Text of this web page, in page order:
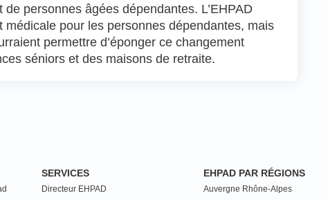
personnes âgées dépendantes. L’EHPAD
médicale pour les personnes dépendantes, mais
permettre d’éponger ce changement
séniors et des maisons de retraite.
SERVICES
Directeur EHPAD
EHPAD PAR RÉGIONS
Auvergne Rhône-Alpes